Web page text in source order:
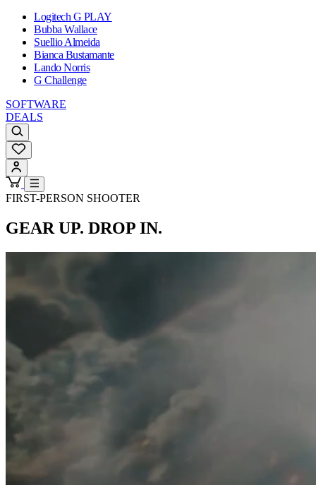
Logitech G PLAY
Bubba Wallace
Suellio Almeida
Bianca Bustamante
Lando Norris
G Challenge
SOFTWARE
DEALS
FIRST-PERSON SHOOTER
GEAR UP. DROP IN.